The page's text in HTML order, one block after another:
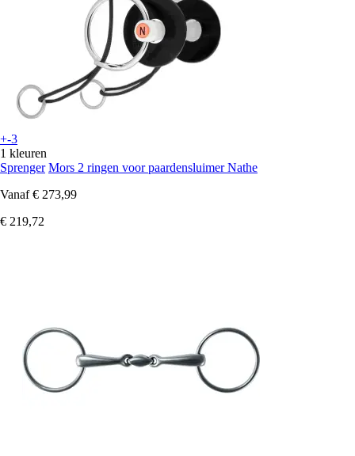
+-3
1 kleuren
Sprenger Mors 2 ringen voor paardensluimer Nathe
Vanaf € 273,99
€ 219,72